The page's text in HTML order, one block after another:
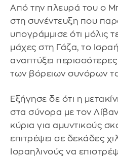
Από την πλευρά του ο
στη συνέντευξη που
υπογράμμισε ότι μόλις
μάχες στη Γάζα, το
αναπτύξει
των βόρειων συνόρων
Εξήγησε δε ότι η
στα σύνορα με τον
κύρια για αμυντικούς
επιτρέψει σε δεκάδες
Ισραηλινούς να